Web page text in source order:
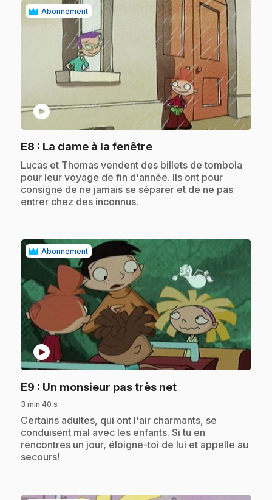
Abonnement
play_circle
E8 : La dame à la fenêtre.
.Lucas et Thomas vendent des billets de tombola
pour leur voyage de fin d'année. Ils ont pour
consigne de ne jamais se séparer et de ne pas
entrer chez des inconnus.
Abonnement
play_circle
E9 : Un monsieur pas très net.
3 min 40 s
.Certains adultes, qui ont l'air charmants, se
conduisent mal avec les enfants. Si tu en
rencontres un jour, éloigne-toi de lui et appelle au
secours!